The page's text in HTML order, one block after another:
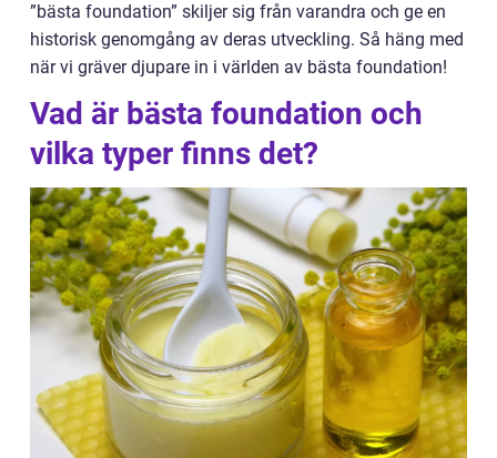
”bästa foundation” skiljer sig från varandra och ge en
historisk genomgång av deras utveckling. Så häng med
när vi gräver djupare in i världen av bästa foundation!
Vad är bästa foundation och
vilka typer finns det?